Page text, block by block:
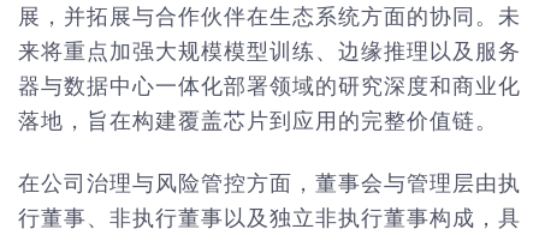
展，并拓展与合作伙伴在生态系统方面的协同。未
来将重点加强大规模模型训练、边缘推理以及服务
器与数据中心一体化部署领域的研究深度和商业化
落地，旨在构建覆盖芯片到应用的完整价值链。
在公司治理与风险管控方面，董事会与管理层由执
行董事、非执行董事以及独立非执行董事构成，具